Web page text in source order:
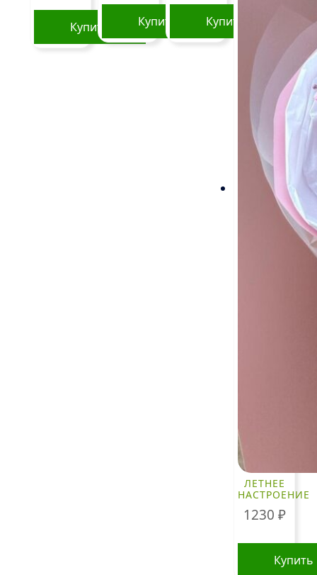
Купить Купить Купить
ЛЕТНЕЕ
НАСТРОЕНИЕ
1230 ₽
Купить